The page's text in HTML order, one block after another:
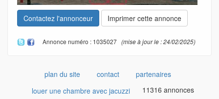
Contactez l'annonceur Imprimer cette annonce
Annonce numéro : 1035027 (mise à jour le : 24/02/2025)
plan du site contact
partenaires
louer une chambre avec jacuzzi
11316 annonces